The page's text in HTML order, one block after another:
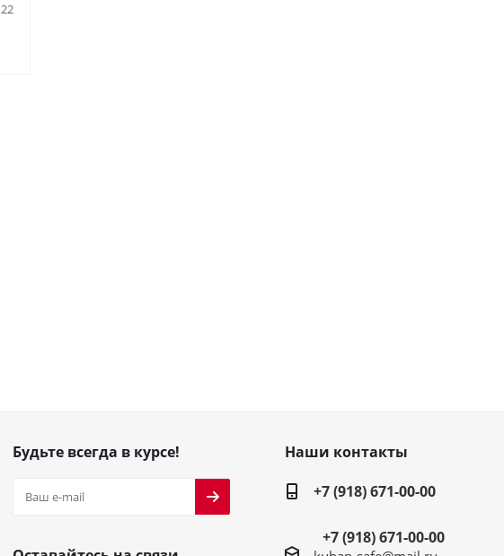
22
Будьте всегда в курсе!
Наши контакты
+7 (918) 671-00-00
+7 (918) 671-00-00